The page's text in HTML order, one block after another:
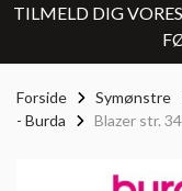
TILMELD DIG
Forside Symønstre
- Burda
Blazer str.